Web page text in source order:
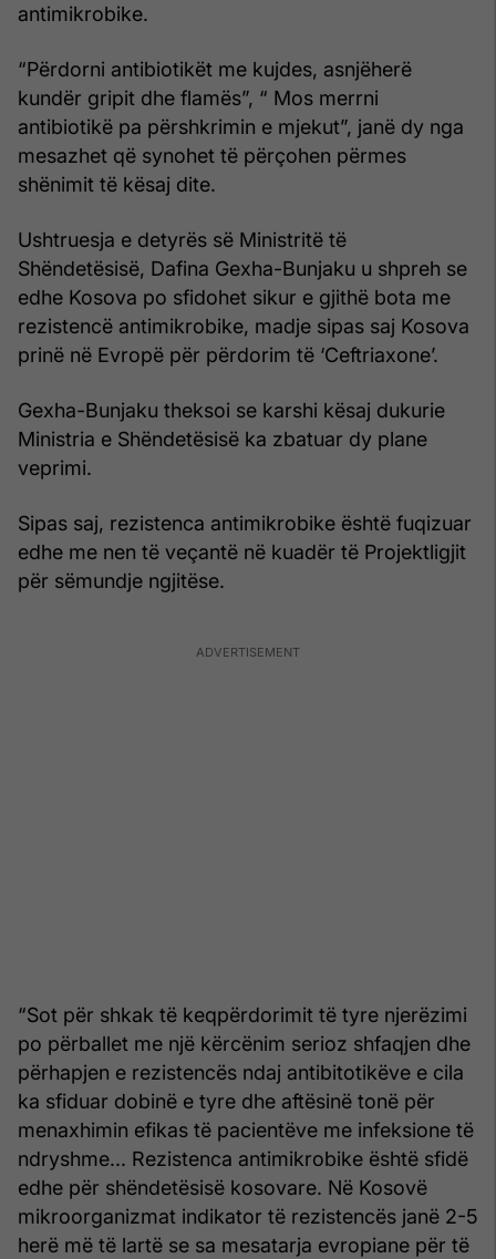
antimikrobike.
“Përdorni antibiotikët me kujdes, asnjëherë
kundër gripit dhe flamës”, “ Mos merrni
antibiotikë pa përshkrimin e mjekut”, janë dy nga
mesazhet që synohet të përçohen përmes
shënimit të kësaj dite.
Ushtruesja e detyrës së Ministritë të
Shëndetësisë, Dafina Gexha-Bunjaku u shpreh se
edhe Kosova po sfidohet sikur e gjithë bota me
rezistencë antimikrobike, madje sipas saj Kosova
prinë në Evropë për përdorim të ‘Ceftriaxone’.
Gexha-Bunjaku theksoi se karshi kësaj dukurie
Ministria e Shëndetësisë ka zbatuar dy plane
veprimi.
Sipas saj, rezistenca antimikrobike është fuqizuar
edhe me nen të veçantë në kuadër të Projektligjit
për sëmundje ngjitëse.
“Sot për shkak të keqpërdorimit të tyre njerëzimi
po përballet me një kërcënim serioz shfaqjen dhe
përhapjen e rezistencës ndaj antibitotikëve e cila
ka sfiduar dobinë e tyre dhe aftësinë tonë për
menaxhimin efikas të pacientëve me infeksione të
ndryshme... Rezistenca antimikrobike është sfidë
edhe për shëndetësisë kosovare. Në Kosovë
mikroorganizmat indikator të rezistencës janë 2-5
herë më të lartë se sa mesatarja evropiane për të